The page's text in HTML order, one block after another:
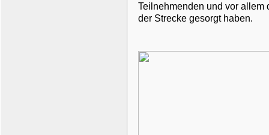
Teilnehmenden und vor allem
der Strecke gesorgt haben.